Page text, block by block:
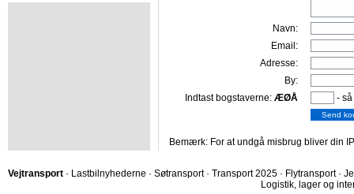
Navn:
Email:
Adresse:
By:
Indtast bogstaverne: ÆØÅ -
Bemærk: For at undgå misbrug bliver din
Vejtransport · Lastbilnyhederne · Søtransport · Transport 2025 · Flytransport ·
Logistik, lager og